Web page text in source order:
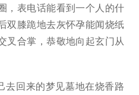
，表电话能看到一个人的什
双膝跪地去灰怀孕能闻烧纸
叉合掌，恭敬地向起玄门从
去回来的梦见墓地在烧香路